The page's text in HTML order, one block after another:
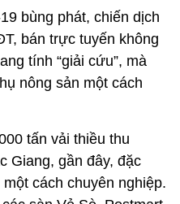
tấn vải thiều thu
Giang, gần đây, đặc
cách chuyên nghiệp.
sàn Vỏ Sò, Postmart
Thành - hai nông
đầu tiên trải nghiệm
Hơn 40 phút,